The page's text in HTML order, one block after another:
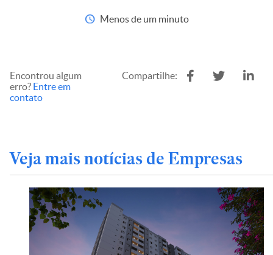
Menos de um minuto
Encontrou algum
erro? Entre em
contato
Compartilhe:
Veja mais notícias de Empresas